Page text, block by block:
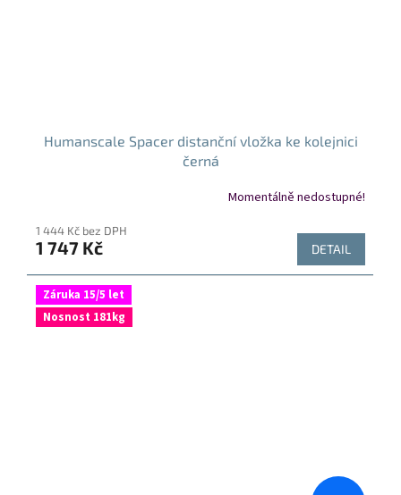
Humanscale Spacer distanční vložka ke kolejnici
černá
Momentálně nedostupné!
1 444 Kč bez DPH
1 747 Kč DETAIL
Záruka 15/5 let
Nosnost 181kg